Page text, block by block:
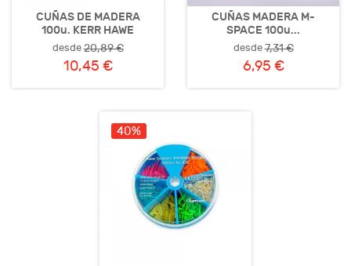
CUÑAS DE MADERA
100u. KERR HAWE
desde20,89 €
10,45 €
CUÑAS MADERA M-
SPACE 100u...
desde7,31 €
6,95 €
40%